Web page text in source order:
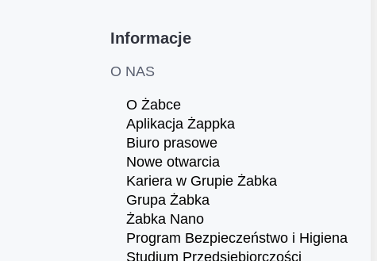
Informacje
O NAS
O Żabce
Aplikacja Żappka
Biuro prasowe
Nowe otwarcia
Kariera w Grupie Żabka
Grupa Żabka
Żabka Nano
Program Bezpieczeństwo i Higiena
Studium Przedsiębiorczości